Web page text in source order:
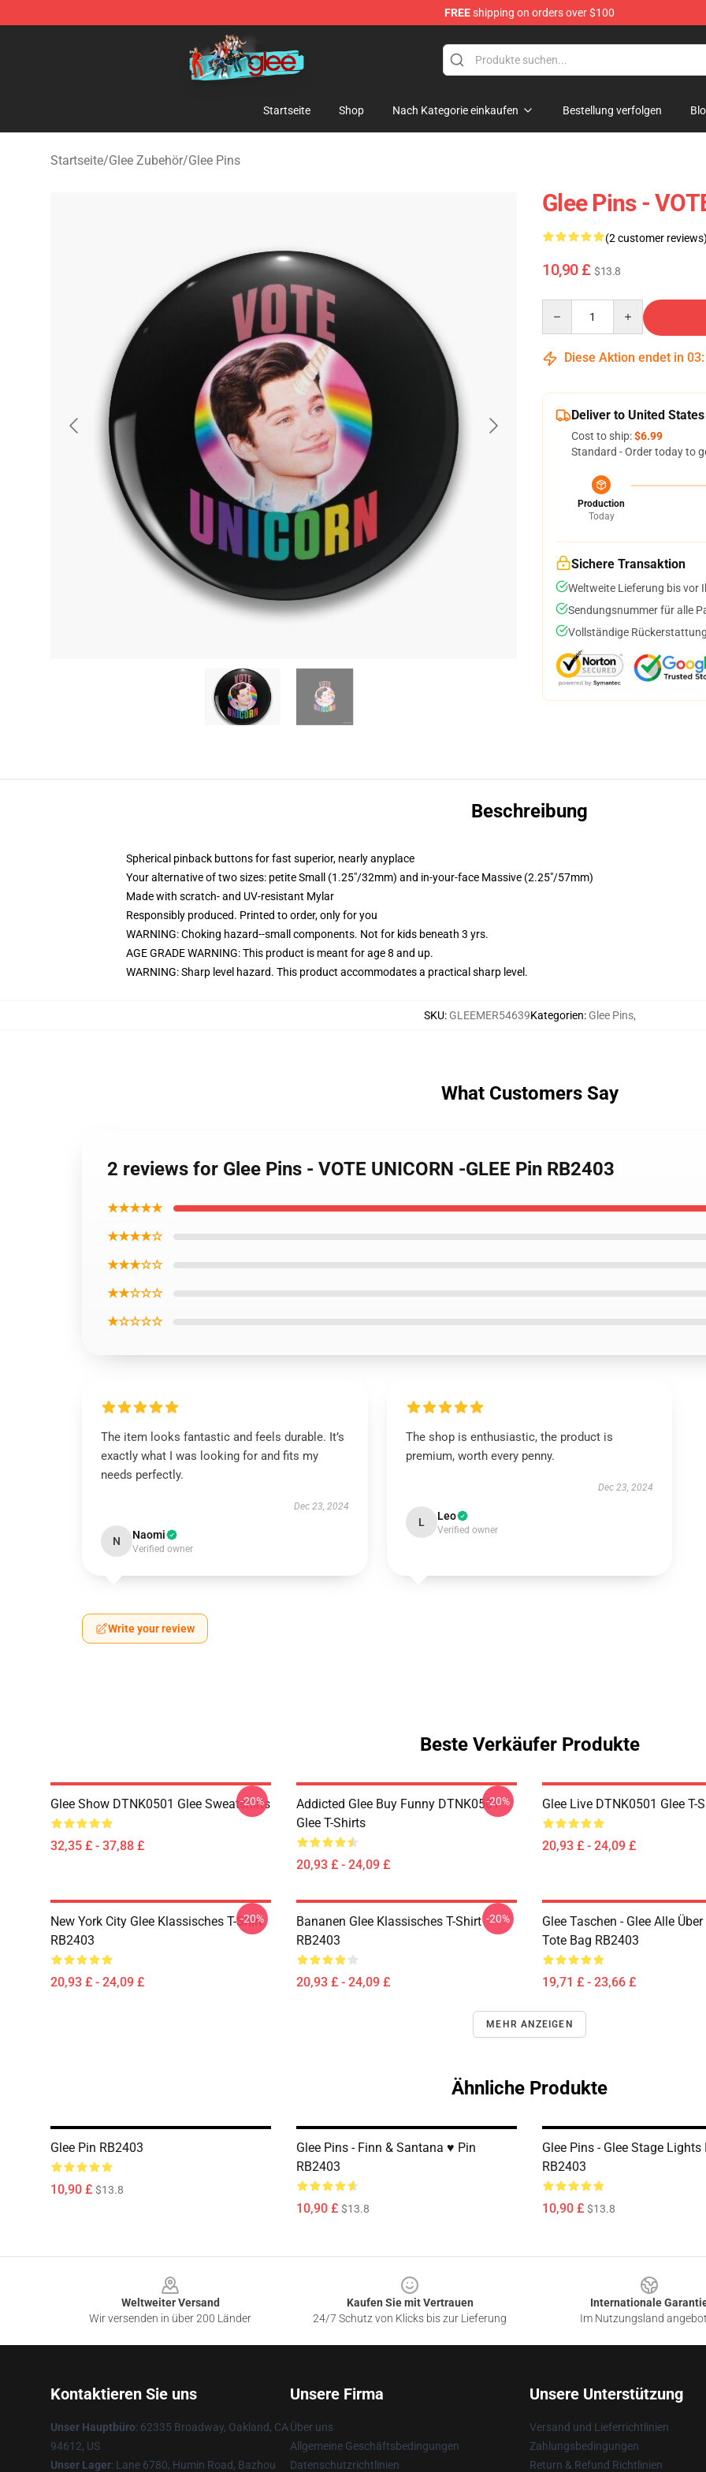
FREEshipping on orders over $100
Glee Store - Official Glee Merchandise Shop
Startseite Shop Nach Kategorie einkaufen Bestellung verfolgen
Startseite/Glee Zubehör/Glee Pins
Glee Pins -
(2 customer reviews)
10,90 £ $13.8
Diese Aktion endet in 03:
Deliver to United States
Cost to ship:$6.99
Standard - Order today to
Production
Today
Sichere Transaktion
Weltweite Lieferung bis vor
Sendungsnummer für alle
Vollständige
Beschreibung
Spherical pinback buttons for fast superior, nearly anyplace
Your alternative of two sizes: petite Small (1.25"/32mm) and in-your-face Massive (2.25"/57mm)
Made with scratch- and UV-resistant Mylar
Responsibly produced. Printed to order, only for you
WARNING: Choking hazard--small components. Not for kids beneath 3 yrs.
AGE GRADE WARNING: This product is meant for age 8 and up.
WARNING: Sharp level hazard. This product accommodates a practical sharp level.
SKU: GLEEMER54639Kategorien: Glee Pins,
What Customers Say
2 reviews for Glee Pins - VOTE UNICORN -GLEE Pin RB2403
★★★★★
★★★★☆
★★★☆☆
★★☆☆☆
★☆☆☆☆
The item looks fantastic and feels durable. It’s
exactly what I was looking for and fits my
needs perfectly.
Dec 23, 2024
N Naomi
Verified owner
The shop is enthusiastic, the product is
premium, worth every penny.
Dec 23, 2024
L Leo
Verified owner
Write your review
Beste Verkäufer Produkte
Glee Show DTNK0501 Glee Sweatshirts
32,35 £ - 37,88 £
-20%
Addicted Glee Buy Funny DTNK0501
Glee T-Shirts
20,93 £ - 24,09 £
-20% Glee Live DTNK0501 Glee T-
20,93 £ - 24,09 £
New York City Glee Klassisches T-Shirt
RB2403
20,93 £ - 24,09 £
-20%
Bananen Glee Klassisches T-Shirt
RB2403
20,93 £ - 24,09 £
-20%
Glee Taschen - Glee Alle
Tote Bag RB2403
19,71 £ - 23,66 £
MEHR ANZEIGEN
Ähnliche Produkte
Glee Pin RB2403
10,90 £ $13.8
Glee Pins - Finn & Santana ♥ Pin
RB2403
10,90 £ $13.8
Glee Pins - Glee Stage Lights
RB2403
10,90 £ $13.8
Weltweiter Versand
Wir versenden in über 200 Länder
Kaufen Sie mit Vertrauen
24/7 Schutz von Klicks bis zur Lieferung
Internationale
Im Nutzungsland
Kontaktieren Sie uns
Unser Hauptbüro: 62335 Broadway, Oakland, CA
94612, US
Unser Lager: Lane 6780, Humin Road, Bazhou
Unsere Firma
Über uns
Allgemeine Geschäftsbedingungen
Datenschutzrichtlinien
Unsere Unterstützung
Versand und Lieferrichtlinien
Zahlungsbedingungen
Return & Refund Richtlinien